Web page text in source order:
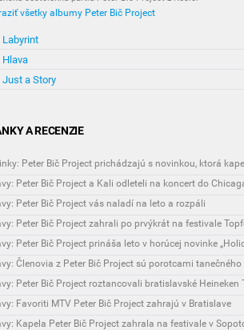
všetky albumy Peter Bič Project
Labyrint
Hlava
Just a Story
A RECENZIE
Peter Bič Project a Kali odleteli na koncert do
Peter Bič Project vás naladí na leto a rozpáli
Peter Bič Project zahrali po prvýkrát na festivale
Peter Bič Project prináša leto v horúcej novinke
Členovia z Peter Bič Project sú porotcami
Peter Bič Project roztancovali bratislavské Heineken
Favoriti MTV Peter Bič Project zahrajú v Bratislave
Kapela Peter Bič Project zahrala na festivale v